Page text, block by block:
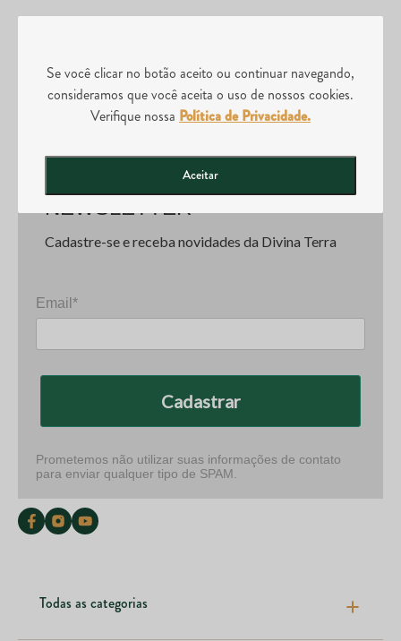
Se você clicar no botão aceito ou continuar navegando,
consideramos que você aceita o uso de nossos cookies.
Verifique nossa Política de Privacidade.
Aceitar
Frete Grátis
acima deR$120
Produtos
Originais
NEWSLETTER
Cadastre-se e receba novidades da Divina Terra
Email*
Cadastrar
Prometemos não utilizar suas informações de contato
para enviar qualquer tipo de SPAM.
Todas as categorias